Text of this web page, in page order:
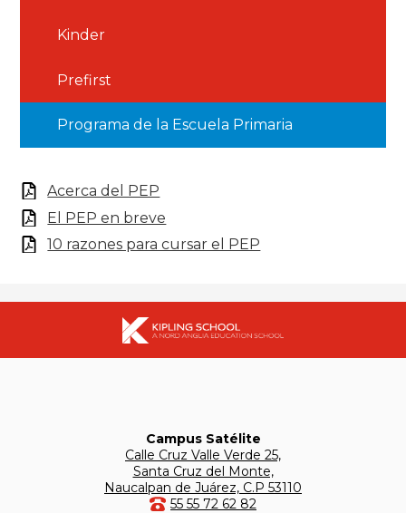
Kinder
Prefirst
Programa de la Escuela Primaria
Acerca del PEP
El PEP en breve
10 razones para cursar el PEP
Campus Satélite
Calle Cruz Valle Verde 25,
Santa Cruz del Monte,
Naucalpan de Juárez, C.P 53110
55 55 72 62 82